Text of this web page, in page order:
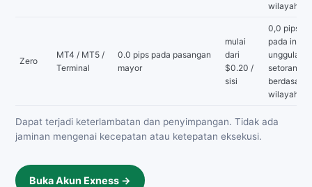
wilayah
Zero
MT4 / MT5 /
Terminal
0.0 pips pada pasangan
mayor
mulai
dari
$0.20 /
sisi
0,0
pada
unggulan
setoran
wilayah
Dapat terjadi keterlambatan dan penyimpangan. Tidak ada
jaminan mengenai kecepatan atau ketepatan eksekusi.
Buka Akun Exness →